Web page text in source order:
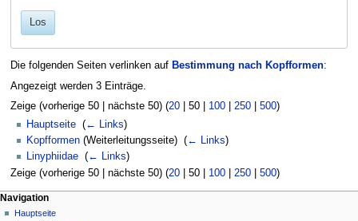
Los
Die folgenden Seiten verlinken auf Bestimmung nach Kopfformen:
Angezeigt werden 3 Einträge.
Zeige (vorherige 50| nächste 50) (20| 50| 100| 250| 500)
Hauptseite (← Links)
Kopfformen (Weiterleitungsseite) ‎ (← Links)
Linyphiidae (← Links)
Zeige (vorherige 50| nächste 50) (20| 50| 100| 250| 500)
Navigation
Hauptseite